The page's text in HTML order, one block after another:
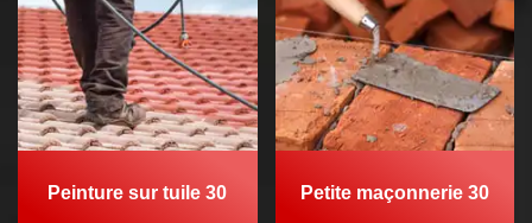
Peinture sur tuile 30 Petite maçonnerie 30